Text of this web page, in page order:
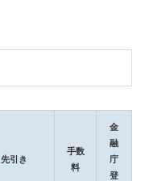
先引き
手数
料
金
融
庁
登